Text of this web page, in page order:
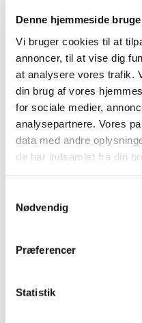
Denne hjemmeside
Vi bruger cookies til at
annoncer, til at vise dig
at analysere vores trafik.
din brug af vores
for sociale medier,
analysepartnere. Vores
data med andre
de har indsamlet fra din
Nødvendig
Præferencer
Statistik
tilskudsstatus for medicin
brusetabletter
|2. maj 2017
Virksomheden Actavis A/S
Lægemiddelstyrelsen, at
Alle (2506)
2024 (224)
2022 (197)